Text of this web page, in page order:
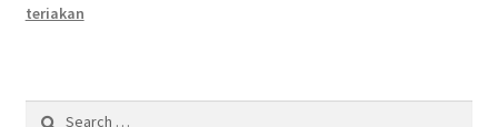
teriakan